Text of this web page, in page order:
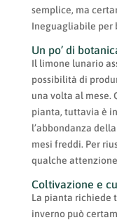
semplice, ma
Ineguagliabile per
Un po’ di
Il limone lunario
possibilità di
una volta al mese.
pianta, tuttavia è
l’abbondanza
mesi freddi. Per
qualche
Coltivazione e
La pianta richiede
inverno può